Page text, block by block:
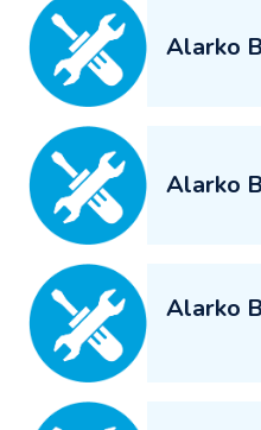
Alarko
Alarko
Alarko